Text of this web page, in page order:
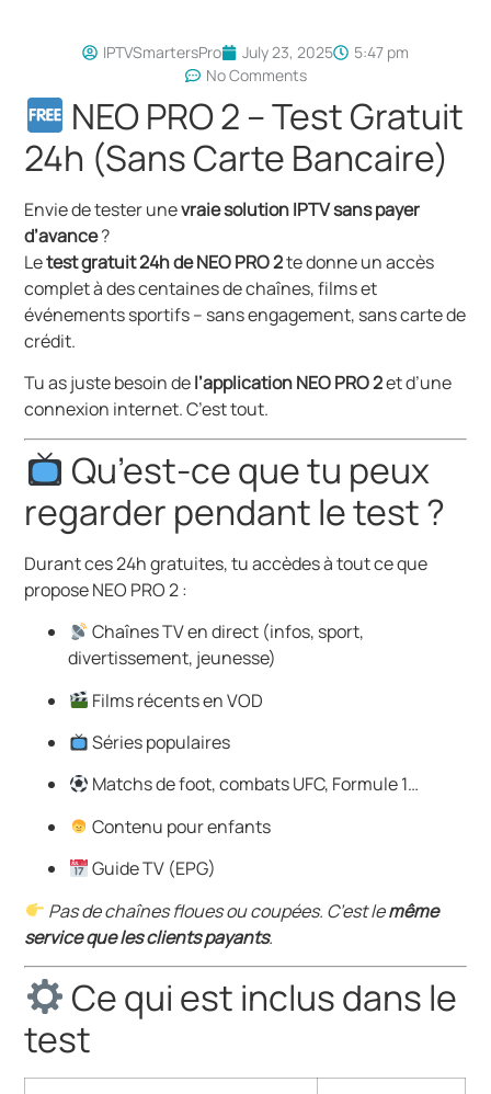
IPTVSmartersPro July 23, 2025
5:47 pm
No Comments
NEO PRO 2 – Test Gratuit
24h (Sans Carte Bancaire)
Envie de tester unevraie solution IPTV sans payer
d’avance?
Letest gratuit 24h de NEO PRO 2te donne un accès
complet à des centaines de chaînes, films et
événements sportifs – sans engagement, sans carte de
crédit.
Tu as juste besoin del’application NEO PRO 2et d’une
connexion internet. C’est tout.
Qu’est-ce que tu peux
regarder pendant le test ?
Durant ces 24h gratuites, tu accèdes à tout ce que
propose NEO PRO 2 :
Chaînes TV en direct (infos, sport,
divertissement, jeunesse)
Films récents en VOD
Séries populaires
Matchs de foot, combats UFC, Formule 1…
Contenu pour enfants
Guide TV (EPG)
Pas de chaînes floues ou coupées. C’est lemême
service que les clients payants.
Ce qui est inclus dans le
test